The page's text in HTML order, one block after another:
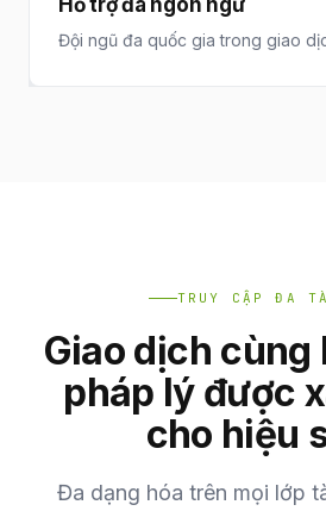
Hỗ trợ đa ngôn ngữ
Đội ngũ đa quốc gia trong giao
TRUY CẬP ĐA
Giao dịch cùng
pháp lý được
cho hiệu
Đa dạng hóa trên mọi lớp